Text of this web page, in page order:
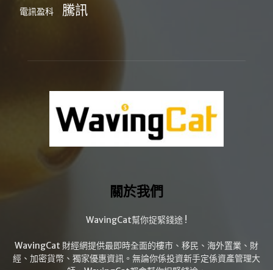
電訊盈科 騰訊
關於我們
WavingCat幫你捉緊錢途 !
WavingCat 財經網提供最即時全面的樓市、移民、海外置業、財
經、加密貨幣、獨家優惠資訊。無論你係投資新手定係資產管理大